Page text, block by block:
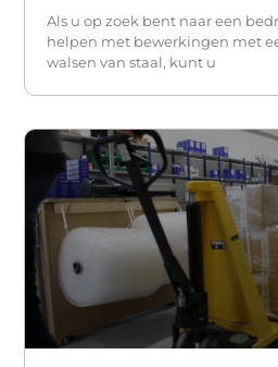
Als u op zoek bent naar een
helpen met bewerkingen met
walsen van staal, kunt u